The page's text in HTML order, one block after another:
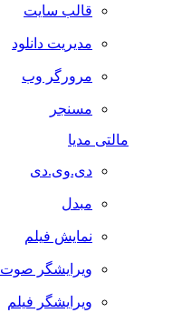
قالب سایت
مدیریت دانلود
مرورگر وب
مسنجر
مالتی مدیا
دی.وی.دی
مبدل
نمایش فیلم
ویرایشگر صوت
ویرایشگر فیلم